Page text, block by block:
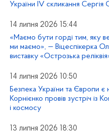
України IV скликання Сергія
14 липня 2026 15:44
«Маємо бути горді тим, яку
ми маємо», — Віцеспікерка
виставку «Острозька
14 липня 2026 10:50
Безпека України та Європи
Корнієнко провів зустріч із
і космосу
13 липня 2026 18:30